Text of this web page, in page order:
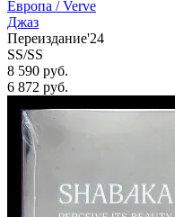
Европа /Verve
Джаз
Переиздание'24
SS/SS
8 590 руб.
6 872 руб.